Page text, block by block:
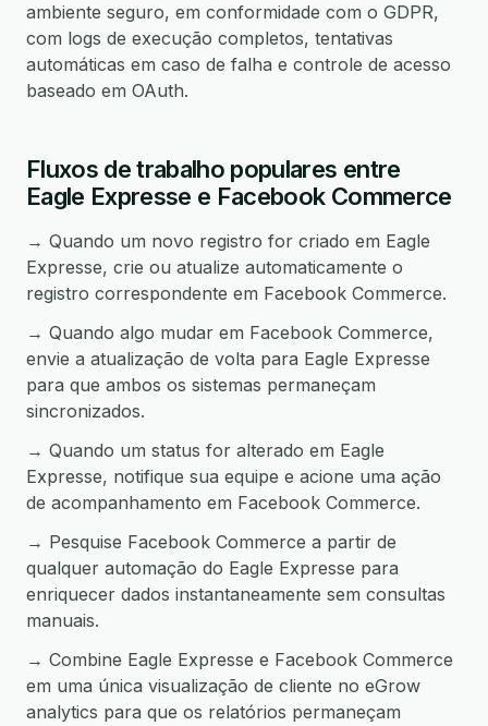
ambiente seguro, em conformidade com o GDPR,
com logs de execução completos, tentativas
automáticas em caso de falha e controle de acesso
baseado em OAuth.
Fluxos de trabalho populares entre
Eagle Expresse e Facebook Commerce
→ Quando um novo registro for criado em Eagle
Expresse, crie ou atualize automaticamente o
registro correspondente em Facebook Commerce.
→ Quando algo mudar em Facebook Commerce,
envie a atualização de volta para Eagle Expresse
para que ambos os sistemas permaneçam
sincronizados.
→ Quando um status for alterado em Eagle
Expresse, notifique sua equipe e acione uma ação
de acompanhamento em Facebook Commerce.
→ Pesquise Facebook Commerce a partir de
qualquer automação do Eagle Expresse para
enriquecer dados instantaneamente sem consultas
manuais.
→ Combine Eagle Expresse e Facebook Commerce
em uma única visualização de cliente no eGrow
analytics para que os relatórios permaneçam